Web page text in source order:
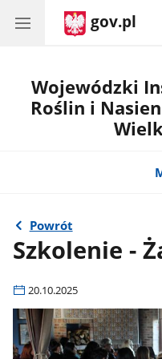
gov.pl
Wojewódzki
Roślin i
Powrót
Szkolenie -
20.10.2025